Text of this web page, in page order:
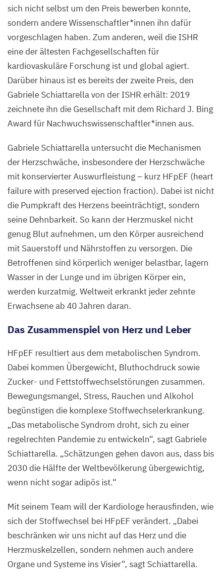
Felix
Petermann,
Delbrück
Center
sich nicht selbst um den Preis bewerben konnte,
sondern andere Wissenschaftler*innen ihn dafür
vorgeschlagen haben. Zum anderen, weil die ISHR
eine der ältesten Fachgesellschaften für
kardiovaskuläre Forschung ist und global agiert.
Darüber hinaus ist es bereits der zweite Preis, den
Gabriele Schiattarella von der ISHR erhält: 2019
zeichnete ihn die Gesellschaft mit dem Richard J. Bing
Award für Nachwuchswissenschaftler*innen aus.
Gabriele Schiattarella untersucht die Mechanismen
der Herzschwäche, insbesondere der Herzschwäche
mit konservierter Auswurfleistung – kurz HFpEF (heart
failure with preserved ejection fraction). Dabei ist nicht
die Pumpkraft des Herzens beeinträchtigt, sondern
seine Dehnbarkeit. So kann der Herzmuskel nicht
genug Blut aufnehmen, um den Körper ausreichend
mit Sauerstoff und Nährstoffen zu versorgen. Die
Betroffenen sind körperlich weniger belastbar, lagern
Wasser in der Lunge und im übrigen Körper ein,
werden kurzatmig. Weltweit erkrankt jeder zehnte
Erwachsene ab 40Jahren daran.
Das Zusammenspiel von Herz und Leber
HFpEF resultiert aus dem metabolischen Syndrom.
Dabei kommen Übergewicht, Bluthochdruck sowie
Zucker- und Fettstoffwechselstörungen zusammen.
Bewegungsmangel, Stress, Rauchen und Alkohol
begünstigen die komplexe Stoffwechselerkrankung.
„Das metabolische Syndrom droht, sich zu einer
regelrechten Pandemie zu entwickeln“, sagt Gabriele
Schiattarella. „Schätzungen gehen davon aus, dass bis
2030die Hälfte der Weltbevölkerung übergewichtig,
wenn nicht sogar adipös ist.“
Mit seinem Team will der Kardiologe herausfinden, wie
sich der Stoffwechsel bei HFpEF verändert. „Dabei
beschränken wir uns nicht auf das Herz und die
Herzmuskelzellen, sondern nehmen auch andere
Organe und Systeme ins Visier“, sagt Schiattarella.